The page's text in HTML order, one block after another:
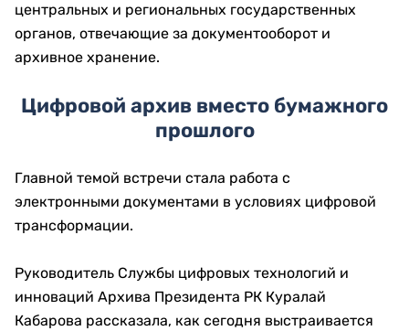
центральных и региональных государственных
органов, отвечающие за документооборот и
архивное хранение.
Цифровой архив вместо бумажного
прошлого
Главной темой встречи стала работа с
электронными документами в условиях цифровой
трансформации.
Руководитель Службы цифровых технологий и
инноваций Архива Президента РК Куралай
Кабарова рассказала, как сегодня выстраивается